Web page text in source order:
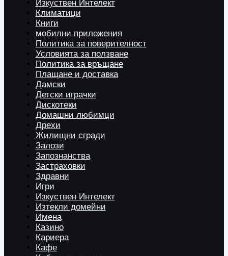
Изкуствен Интелект
Климатици
Книги
мобилни приложения
Политика за поверителност
Условията за ползване
Политика за връщане
Плащане и доставка
Дамски
Детски играчки
Дискотеки
Домашни любимци
Дрехи
Жилищни сгради
Залози
Запознанства
Застраховки
Здравни
Игри
Изкуствен Интелект
Изтекли домейни
Имена
Казино
Кариера
Кафе